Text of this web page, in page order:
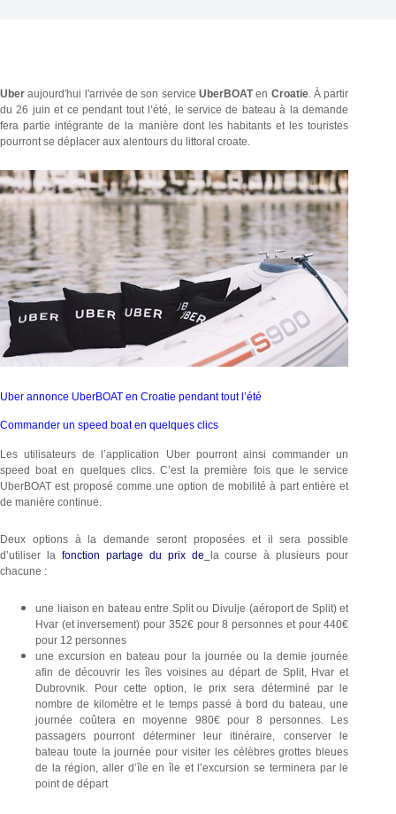
Uber aujourd'hui l'arrivée de son service UberBOATen Croatie. À partir
du 26 juin et ce pendant tout l’été, le service de bateau à la demande
fera partie intégrante de la manière dont les habitants et les touristes
pourront se déplacer aux alentours du littoral croate.
Uber annonce UberBOAT en Croatie pendant tout l’été
Commander un speed boat en quelques clics
Les utilisateurs de l’application Uber pourront ainsi commander un
speed boat en quelques clics. C’est la première fois que le service
UberBOAT est proposé comme une option de mobilité à part entière et
de manière continue.
Deux options à la demande seront proposées et il sera possible
d’utiliser la fonction partage du prix de
la course à plusieurs pour
chacune :
une liaison en bateau entre Split ou Divulje (aéroport de Split) et
Hvar (et inversement) pour 352€ pour 8 personnes et pour 440€
pour 12 personnes
une excursion en bateau pour la journée ou la demie journée
afin de découvrir les îles voisines au départ de Split, Hvar et
Dubrovnik. Pour cette option, le prix sera déterminé par le
nombre de kilomètre et le temps passé à bord du bateau, une
journée coûtera en moyenne 980€ pour 8 personnes. Les
passagers pourront déterminer leur itinéraire, conserver le
bateau toute la journée pour visiter les célèbres grottes bleues
de la région, aller d’île en île et l’excursion se terminera par le
point de départ